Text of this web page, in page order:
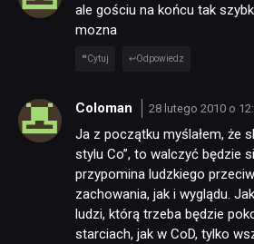
NEWSY
ale gościu na końcu tak
mozna
Cytuj Odpowiedz
Coloman 28 lutego 2010 o
Ja z początku myślałem, że
stylu Co”, to walczyć będzie
przypomina ludzkiego
zachowania, jak i wyglądu.
ludzi, którą trzeba będzie
starciach, jak w CoD, tylko